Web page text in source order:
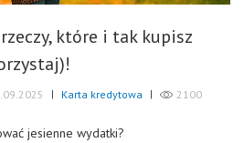
które i tak kupisz
| Karta kredytowa | 2100
jesienne wydatki?